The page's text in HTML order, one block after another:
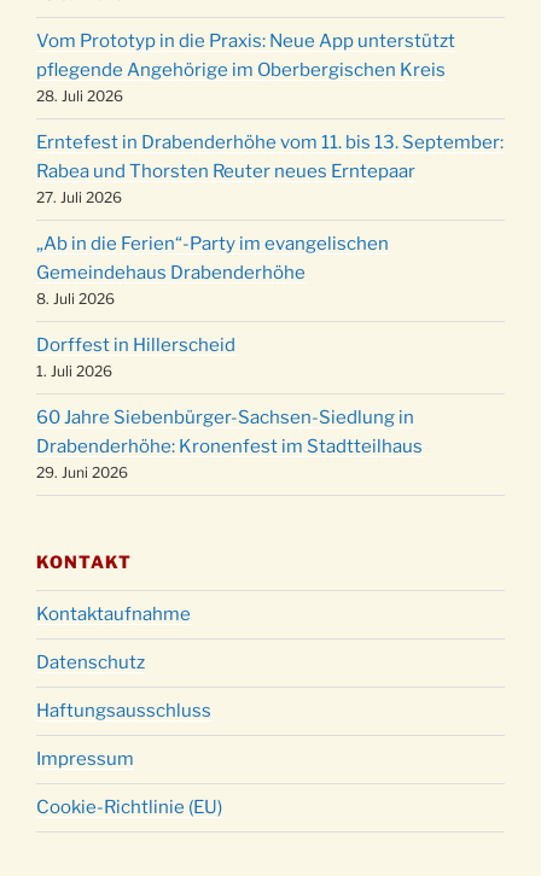
19.12.
12 Uhr
20.12.
Weihnachts-Konzert des Honterus Chors in
der Kirche um 17:00 Uhr
24.12.
Familiengottesdienst mit Krippenspiel im Ev.
Gemeindehaus um 15:00 Uhr
24.12. Familiengottesdienst in der FeG um 16 Uhr
24.12.
Weihnachtsgottesdienst in der Kirche um
15:00 Uhr
24.12.
Weihnachtsgottesdienst in der Kirche um
18:00 Uhr
24.12.
Christmette mit der ev. Jugend in der Kirche
um 23:00 Uhr
31.12.
Gottesdienst zu Silvester in der Kirche um
18:00 Uhr
Vom Prototyp in die Praxis: Neue App unterstützt
pflegende Angehörige im Oberbergischen Kreis
28. Juli 2026
Erntefest in Drabenderhöhe vom 11. bis 13. September:
Rabea und Thorsten Reuter neues Erntepaar
27. Juli 2026
„Ab in die Ferien“-Party im evangelischen
Gemeindehaus Drabenderhöhe
8. Juli 2026
Dorffest in Hillerscheid
1. Juli 2026
60 Jahre Siebenbürger-Sachsen-Siedlung in
Drabenderhöhe: Kronenfest im Stadtteilhaus
29. Juni 2026
KONTAKT
Kontaktaufnahme
Datenschutz
Haftungsausschluss
Impressum
Cookie-Richtlinie (EU)